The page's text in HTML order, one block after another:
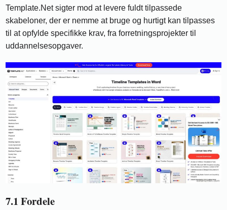
Template.Net sigter mod at levere fuldt tilpassede
skabeloner, der er nemme at bruge og hurtigt kan tilpasses
til at opfylde specifikke krav, fra forretningsprojekter til
uddannelsesopgaver.
7.1 Fordele